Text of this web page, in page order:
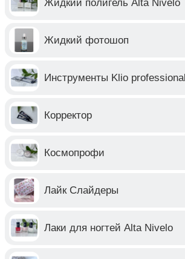
Жидкий полигель Alta Nivelo
Жидкий фотошоп
Инструменты Klio professional
Корректор
Космопрофи
Лайк Слайдеры
Лаки для ногтей Alta Nivelo